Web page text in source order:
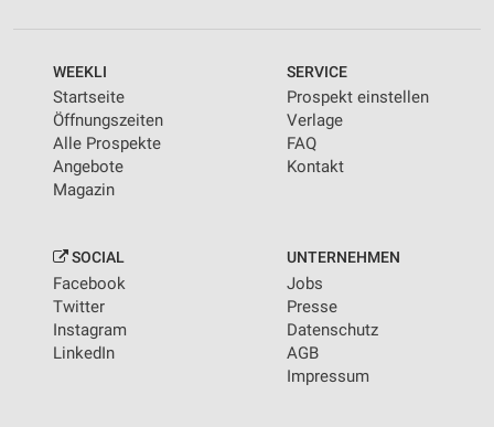
WEEKLI
Startseite
Öffnungszeiten
Alle Prospekte
Angebote
Magazin
SERVICE
Prospekt einstellen
Verlage
FAQ
Kontakt
SOCIAL
Facebook
Twitter
Instagram
LinkedIn
UNTERNEHMEN
Jobs
Presse
Datenschutz
AGB
Impressum